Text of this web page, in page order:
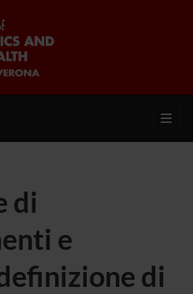
di
e
di